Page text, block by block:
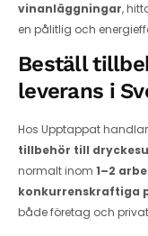
vinanläggningar,
en pålitlig och
Beställ
leverans i
Hos Upptappat
tillbehör till
normalt inom 1–2
konkurrenskraftiga
både företag och